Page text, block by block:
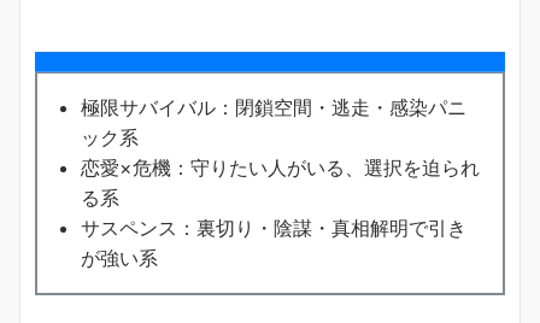
極限サバイバル：閉鎖空間・逃走・感染パニ
ック系
恋愛×危機：守りたい人がいる、選択を迫られ
る系
サスペンス：裏切り・陰謀・真相解明で引き
が強い系